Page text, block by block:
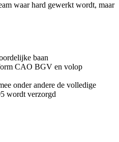
waar hard gewerkt wordt, maar
baan
CAO BGV en volop
onder andere de volledige
wordt verzorgd